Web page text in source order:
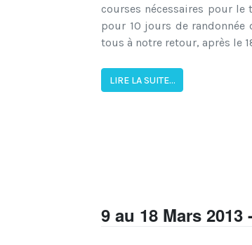
courses nécessaires pour
pour 10 jours de randonnée
tous à notre retour, après le
LIRE LA SUITE...
9 au 18 Mars